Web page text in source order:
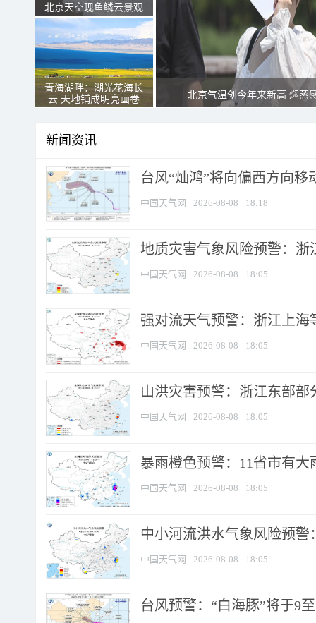
北京天空现鱼鳞云景观
青海湖畔：湖光花海长
云 天地铺成明亮画卷
北京气温创今年来新高 焖蒸
新闻资讯
台风“灿鸿”将向偏西方向移
中国天气网 2026-08-08 18:18
地质灾害气象风险预警：
中国天气网 2026-08-08 18:05
强对流天气预警：浙江上海
中国天气网 2026-08-08 18:05
山洪灾害预警：浙江东部
中国天气网 2026-08-08 18:05
暴雨橙色预警：11省市有
中国天气网 2026-08-08 18:05
中小河流洪水气象风险预
中国天气网 2026-08-08 18:05
台风预警：“白海豚”将于9